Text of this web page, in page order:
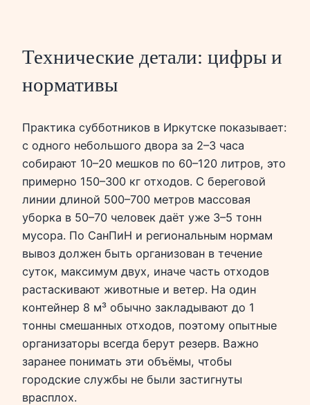
Технические детали: цифры и
нормативы
Практика субботников в Иркутске показывает:
с одного небольшого двора за 2–3 часа
собирают 10–20 мешков по 60–120 литров, это
примерно 150–300 кг отходов. С береговой
линии длиной 500–700 метров массовая
уборка в 50–70 человек даёт уже 3–5 тонн
мусора. По СанПиН и региональным нормам
вывоз должен быть организован в течение
суток, максимум двух, иначе часть отходов
растаскивают животные и ветер. На один
контейнер 8 м³ обычно закладывают до 1
тонны смешанных отходов, поэтому опытные
организаторы всегда берут резерв. Важно
заранее понимать эти объёмы, чтобы
городские службы не были застигнуты
врасплох.